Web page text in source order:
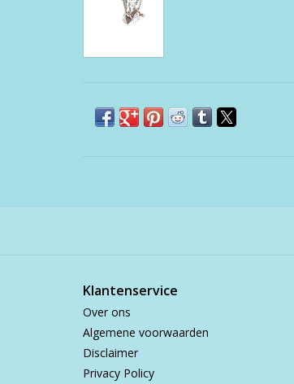
Klantenservice
Over ons
Algemene voorwaarden
Disclaimer
Privacy Policy